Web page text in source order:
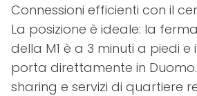
Connessioni efficienti con il
La posizione è ideale: la
della M1 è a 3 minuti a piedi e
porta direttamente in
sharing e servizi di quartiere